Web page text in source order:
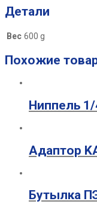
Детали
Вес 600 g
Похожие
Ниппель
Адаптор
Бутылка